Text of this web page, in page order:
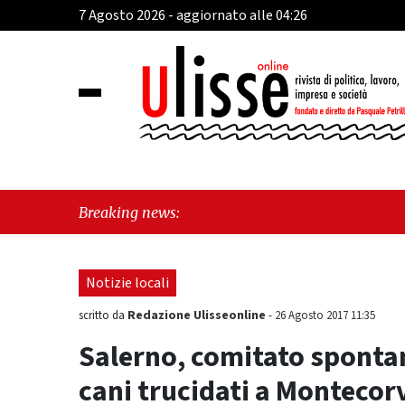
7 Agosto 2026 - aggiornato alle 04:26
Breaking news:
sul Mare,
Notizie locali
scritto da Redazione Ulisseonline - 26 Agosto 2017 11:35
Salerno, comitato
cani trucidati a